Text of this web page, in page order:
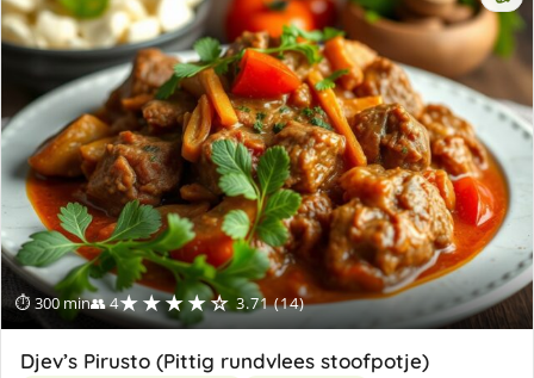
⏱ 300 min👥 4★★★★☆ 3.71 (14)
Djev’s Pirusto (Pittig rundvlees stoofpotje)